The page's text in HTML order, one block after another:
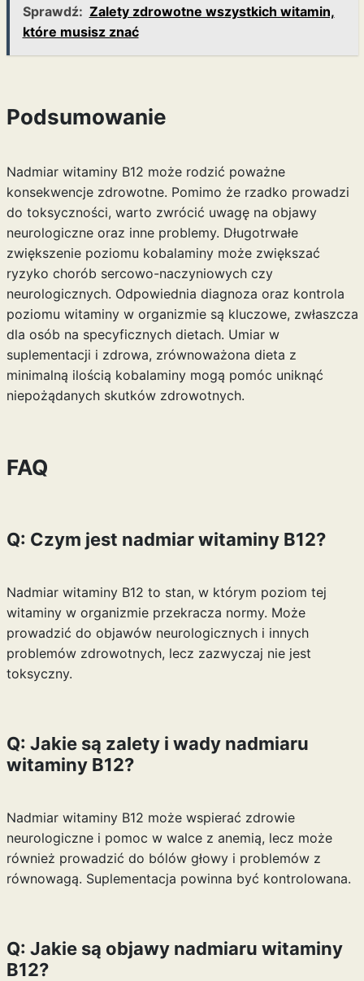
Sprawdź: Zalety zdrowotne wszystkich witamin,
które musisz znać
Podsumowanie
Nadmiar witaminy B12 może rodzić poważne
konsekwencje zdrowotne. Pomimo że rzadko prowadzi
do toksyczności, warto zwrócić uwagę na objawy
neurologiczne oraz inne problemy. Długotrwałe
zwiększenie poziomu kobalaminy może zwiększać
ryzyko chorób sercowo-naczyniowych czy
neurologicznych. Odpowiednia diagnoza oraz kontrola
poziomu witaminy w organizmie są kluczowe, zwłaszcza
dla osób na specyficznych dietach. Umiar w
suplementacji i zdrowa, zrównoważona dieta z
minimalną ilością kobalaminy mogą pomóc uniknąć
niepożądanych skutków zdrowotnych.
FAQ
Q: Czym jest nadmiar witaminy B12?
Nadmiar witaminy B12 to stan, w którym poziom tej
witaminy w organizmie przekracza normy. Może
prowadzić do objawów neurologicznych i innych
problemów zdrowotnych, lecz zazwyczaj nie jest
toksyczny.
Q: Jakie są zalety i wady nadmiaru
witaminy B12?
Nadmiar witaminy B12 może wspierać zdrowie
neurologiczne i pomoc w walce z anemią, lecz może
również prowadzić do bólów głowy i problemów z
równowagą. Suplementacja powinna być kontrolowana.
Q: Jakie są objawy nadmiaru witaminy
B12?